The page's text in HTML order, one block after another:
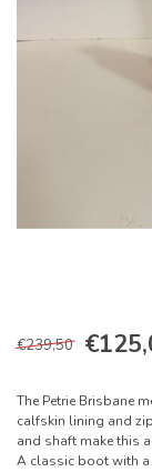
€239,50
The Petrie Brisbane
calfskin lining and
and shaft make this
A classic boot with a